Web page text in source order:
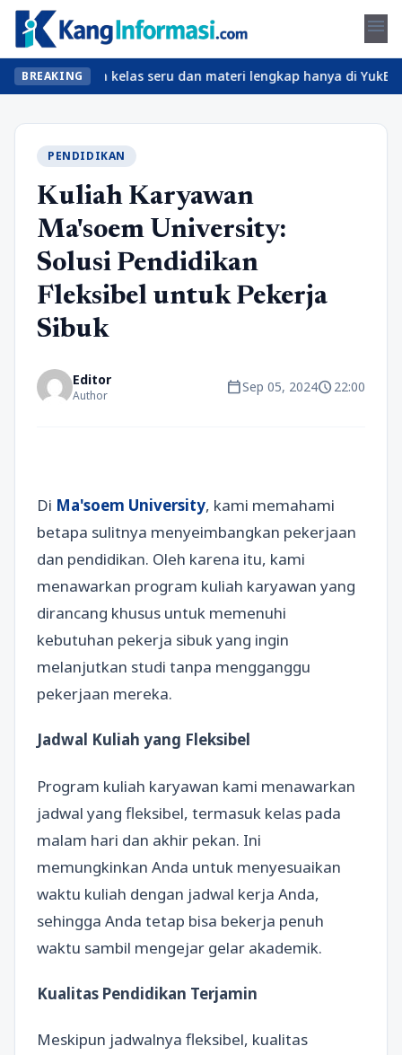
menu
BREAKING
Temukan kelas seru dan materi lengkap hanya di
PENDIDIKAN
Kuliah Karyawan
Ma'soem University:
Solusi Pendidikan
Fleksibel untuk Pekerja
Sibuk
Editor
Author calendar_todaySep 05, 2024schedule22:00
Di Ma'soem University, kami memahami
betapa sulitnya menyeimbangkan pekerjaan
dan pendidikan. Oleh karena itu, kami
menawarkan program kuliah karyawan yang
dirancang khusus untuk memenuhi
kebutuhan pekerja sibuk yang ingin
melanjutkan studi tanpa mengganggu
pekerjaan mereka.
Jadwal Kuliah yang Fleksibel
Program kuliah karyawan kami menawarkan
jadwal yang fleksibel, termasuk kelas pada
malam hari dan akhir pekan. Ini
memungkinkan Anda untuk menyesuaikan
waktu kuliah dengan jadwal kerja Anda,
sehingga Anda tetap bisa bekerja penuh
waktu sambil mengejar gelar akademik.
Kualitas Pendidikan Terjamin
Meskipun jadwalnya fleksibel, kualitas